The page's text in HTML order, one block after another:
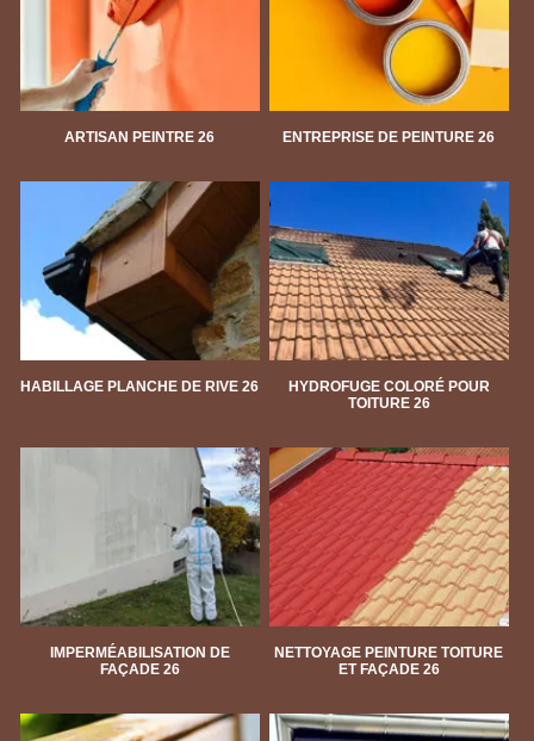
ARTISAN PEINTRE 26 ENTREPRISE DE PEINTURE 26
HABILLAGE PLANCHE DE RIVE 26
HYDROFUGE COLORÉ POUR
TOITURE 26
IMPERMÉABILISATION DE
FAÇADE 26
NETTOYAGE PEINTURE TOITURE
ET FAÇADE 26